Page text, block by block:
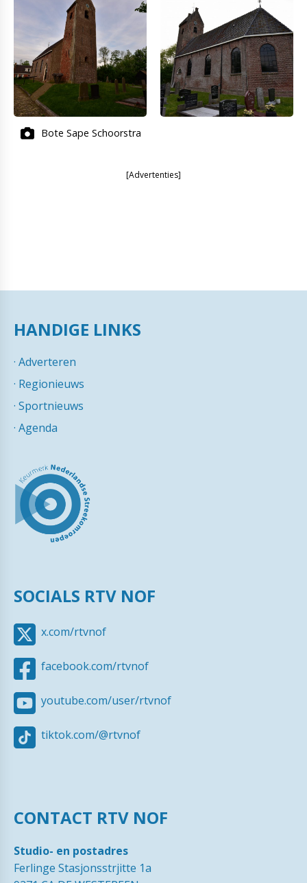
Bote Sape Schoorstra
[Advertenties]
HANDIGE LINKS
· Adverteren
· Regionieuws
· Sportnieuws
· Agenda
SOCIALS RTV NOF
x.com/rtvnof
facebook.com/rtvnof
youtube.com/user/rtvnof
tiktok.com/@rtvnof
CONTACT RTV NOF
Studio- en postadres
Ferlinge Stasjonsstrjitte 1a